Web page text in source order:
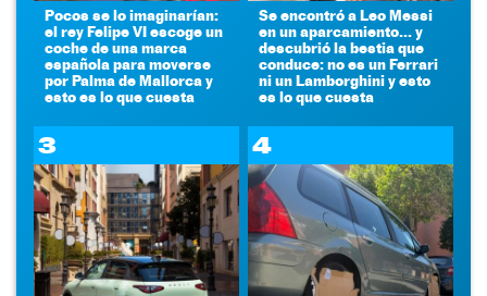
Pocos se lo imaginarían:
el rey Felipe VI escoge un
coche de una marca
española para moverse
por Palma de Mallorca y
esto es lo que cuesta
Se encontró a Leo Messi
en un aparcamiento... y
descubrió la bestia que
conduce: no es un Ferrari
ni un Lamborghini y esto
es lo que cuesta
3 4